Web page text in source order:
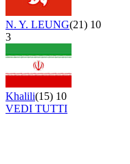
N. Y. LEUNG(21) 10
3
Khalili(15) 10
VEDI TUTTI